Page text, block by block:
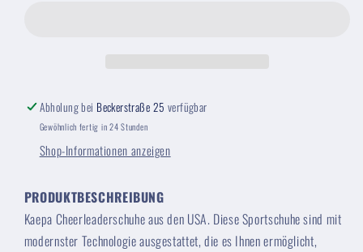
Abholung bei Beckerstraße 25 verfügbar
Gewöhnlich fertig in 24 Stunden
Shop-Informationen anzeigen
PRODUKTBESCHREIBUNG
Kaepa Cheerleaderschuhe aus den USA. Diese Sportschuhe sind mit
modernster Technologie ausgestattet, die es Ihnen ermöglicht,